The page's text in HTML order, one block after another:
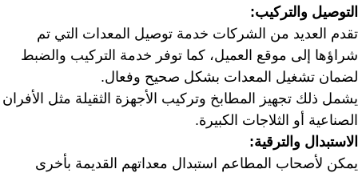
التوصيل والتركيب:
تقدم العديد من الشركات خدمة توصيل المعدات التي تم
شراؤها إلى موقع العميل، كما توفر خدمة التركيب والضبط
لضمان تشغيل المعدات بشكل صحيح وفعال.
يشمل ذلك تجهيز المطابخ وتركيب الأجهزة الثقيلة مثل الأفران
الصناعية أو الثلاجات الكبيرة.
الاستبدال والترقية:
يمكن لأصحاب المطاعم استبدال معداتهم القديمة بأخرى